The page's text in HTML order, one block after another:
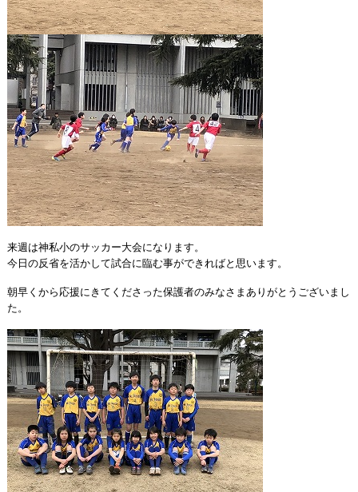
来週は神私小のサッカー大会になります。
今日の反省を活かして試合に臨む事ができればと思います。
朝早くから応援にきてくださった保護者のみなさまありがとうございまし
た。